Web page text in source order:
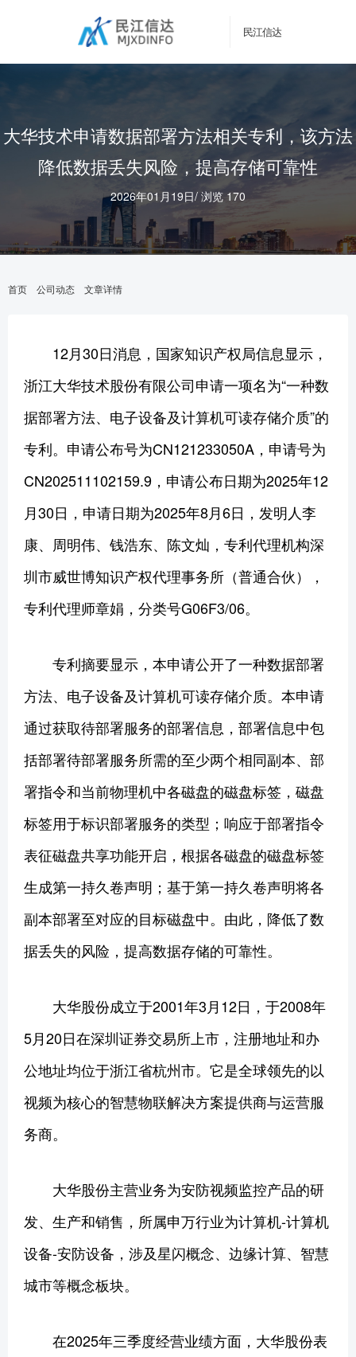
民江信达
大华技术申请数据部署方法相关专利，该方法
降低数据丢失风险，提高存储可靠性
2026年01月19日/ 浏览 170
首页 公司动态 文章详情
12月30日消息，国家知识产权局信息显示，
浙江大华技术股份有限公司申请一项名为“一种数
据部署方法、电子设备及计算机可读存储介质”的
专利。申请公布号为CN121233050A，申请号为
CN202511102159.9，申请公布日期为2025年12
月30日，申请日期为2025年8月6日，发明人李
康、周明伟、钱浩东、陈文灿，专利代理机构深
圳市威世博知识产权代理事务所（普通合伙），
专利代理师章娟，分类号G06F3/06。
专利摘要显示，本申请公开了一种数据部署
方法、电子设备及计算机可读存储介质。本申请
通过获取待部署服务的部署信息，部署信息中包
括部署待部署服务所需的至少两个相同副本、部
署指令和当前物理机中各磁盘的磁盘标签，磁盘
标签用于标识部署服务的类型；响应于部署指令
表征磁盘共享功能开启，根据各磁盘的磁盘标签
生成第一持久卷声明；基于第一持久卷声明将各
副本部署至对应的目标磁盘中。由此，降低了数
据丢失的风险，提高数据存储的可靠性。
大华股份成立于2001年3月12日，于2008年
5月20日在深圳证券交易所上市，注册地址和办
公地址均位于浙江省杭州市。它是全球领先的以
视频为核心的智慧物联解决方案提供商与运营服
务商。
大华股份主营业务为安防视频监控产品的研
发、生产和销售，所属申万行业为计算机-计算机
设备-安防设备，涉及星闪概念、边缘计算、智慧
城市等概念板块。
在2025年三季度经营业绩方面，大华股份表